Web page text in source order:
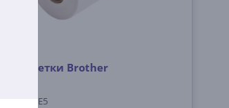
Этикетки Brother
RDS07E5